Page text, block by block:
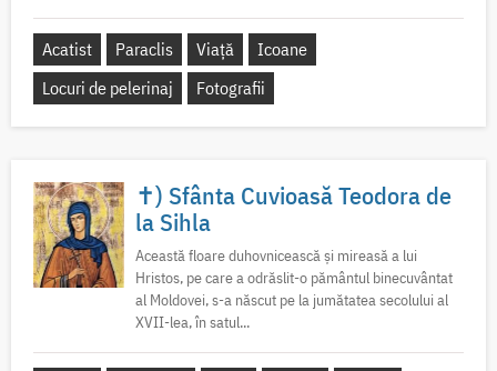
Acatist Paraclis Viață
Icoane
Locuri de pelerinaj
Fotografii
✝) Sfânta Cuvioasă Teodora de
la Sihla
Această floare duhovnicească și mireasă a lui
Hristos, pe care a odrăslit-o pământul binecuvântat
al Moldovei, s-a născut pe la jumătatea secolului al
XVII-lea, în satul...